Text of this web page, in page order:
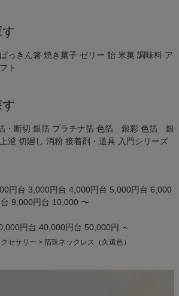
ぱっきん箸 焼き菓子 ゼリー 飴 米菓 調味料 ア
ト
・断切 銀箔 プラチナ箔 色箔 銀彩 色箔 銀
上澄 切廻し 消粉 接着剤・道具 入門シリーズ
円台 3,000円台 4,000円台 5,000円台 6,000
9,000円台 10,000 〜
円台 40,000円台 50,000円 ～
セサリー 箔珠ネックレス（久遠色）